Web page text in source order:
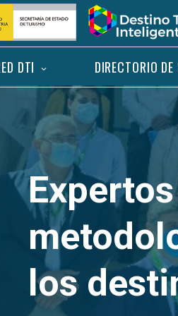
DTI DIRECTORIO
los